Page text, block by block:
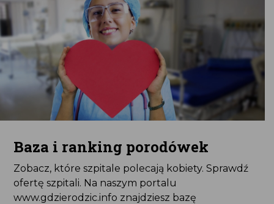
Baza i ranking porodówek
Zobacz, które szpitale polecają kobiety. Sprawdź
ofertę szpitali. Na naszym portalu
www.gdzierodzic.info znajdziesz bazę